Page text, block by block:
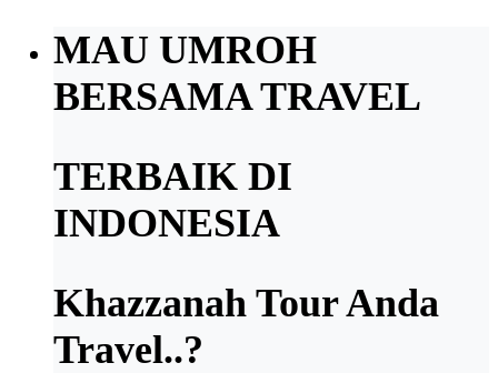
MAU UMROH
BERSAMA TRAVEL
TERBAIK DI
INDONESIA
Khazzanah Tour Anda
Travel..?